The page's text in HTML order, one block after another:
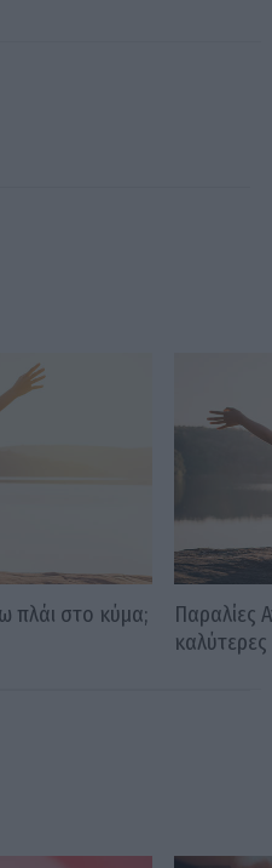
πλάι στο κύμα;
Παραλίες
καλύτερες